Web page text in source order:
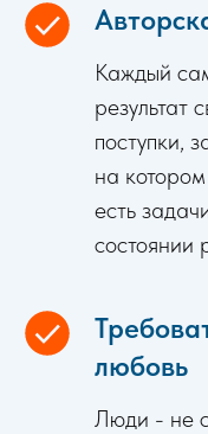
Каждый
результат
поступки,
на
есть
состоянии
любовь
Люди - не